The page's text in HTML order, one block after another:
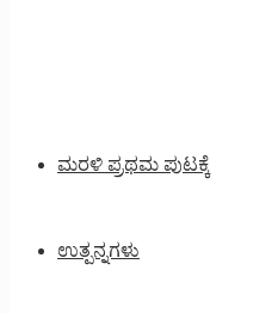
ಮರಳಿ ಪ್ರಥಮ ಪುಟಕ್ಕೆ
ಉತ್ಪನ್ನಗಳು